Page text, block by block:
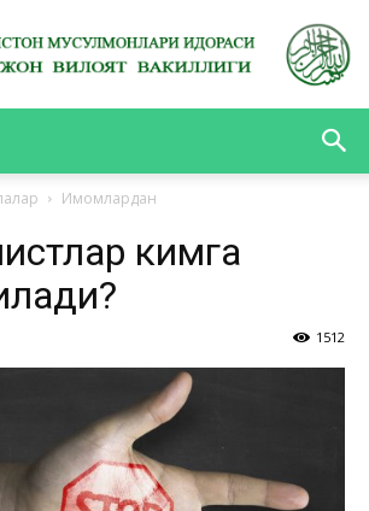
ВИЛОЯТ
Имомлардан
кимга
1512